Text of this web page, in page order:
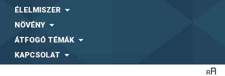
ÉLELMISZER
NÖVÉNY
ÁTFOGÓ TÉMÁK
KAPCSOLAT